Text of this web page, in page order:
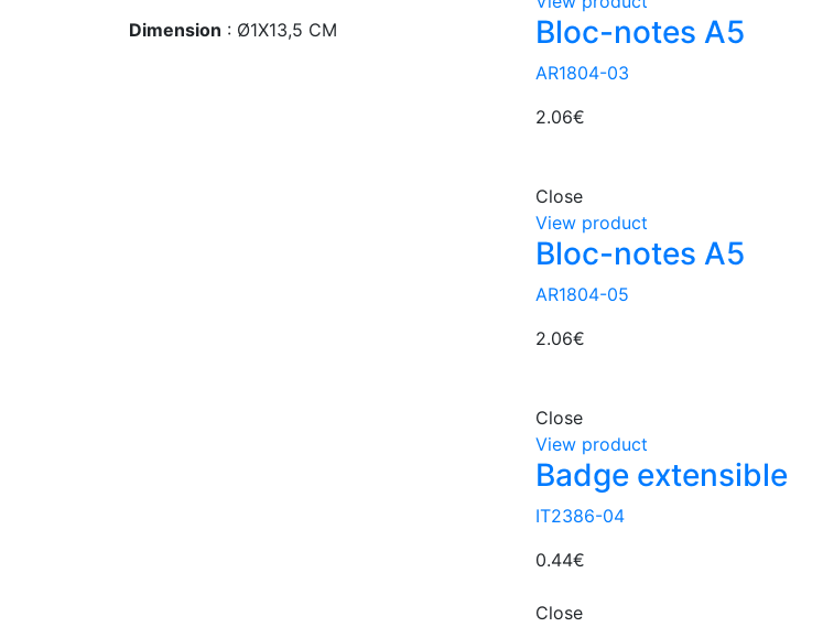
Dimension : Ø1X13,5 CM Bloc-notes A5
AR1804-03
2.06€
Close
View product
Bloc-notes A5
AR1804-05
2.06€
Close
View product
Badge extensible
IT2386-04
0.44€
Close